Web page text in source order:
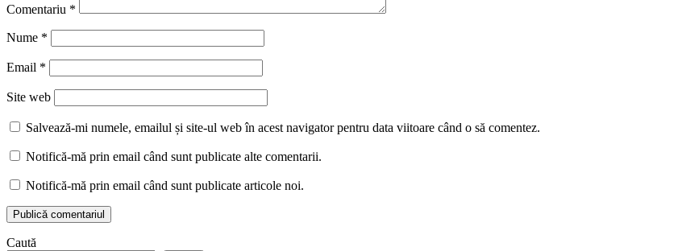
Comentariu *
Nume *
Email *
Site web
Salvează-mi numele, emailul și site-ul web în acest navigator pentru data viitoare când o să comentez.
Notifică-mă prin email când sunt publicate alte comentarii.
Notifică-mă prin email când sunt publicate articole noi.
Caută